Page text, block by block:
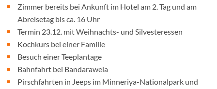
Zimmer bereits bei Ankunft im Hotel am 2. Tag und am
Abreisetag bis ca. 16 Uhr
Termin 23.12. mit Weihnachts- und Silvesteressen
Kochkurs bei einer Familie
Besuch einer Teeplantage
Bahnfahrt bei Bandarawela
Pirschfahrten in Jeeps im Minneriya-Nationalpark und